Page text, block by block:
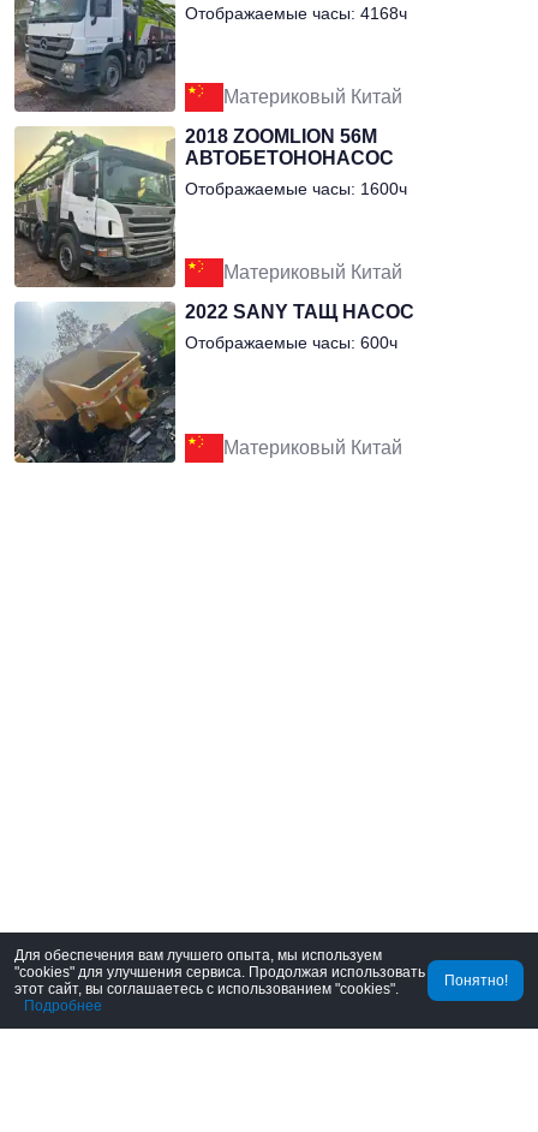
Отображаемые часы: 4168ч
Материковый Китай
2018 ZOOMLION 56М
АВТОБЕТОНОНАСОС
Отображаемые часы: 1600ч
Материковый Китай
2022 SANY ТАЩ НАСОС
Отображаемые часы: 600ч
Материковый Китай
Главная
Для обеспечения вам лучшего опыта, мы используем
"cookies" для улучшения сервиса. Продолжая использовать
этот сайт, вы соглашаетесь с использованием "cookies".
Подробнее
Понятно!